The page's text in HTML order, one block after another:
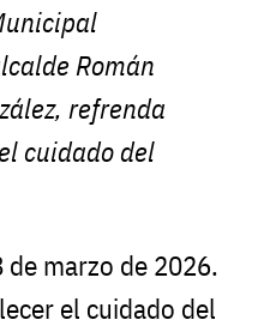
Román
refrenda
cuidado del
marzo de 2026.
el cuidado del